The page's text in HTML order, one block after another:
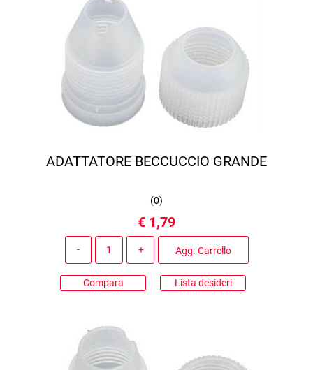
ADATTATORE BECCUCCIO GRANDE
(0)
€ 1,79
Agg. Carrello
Compara Lista desideri